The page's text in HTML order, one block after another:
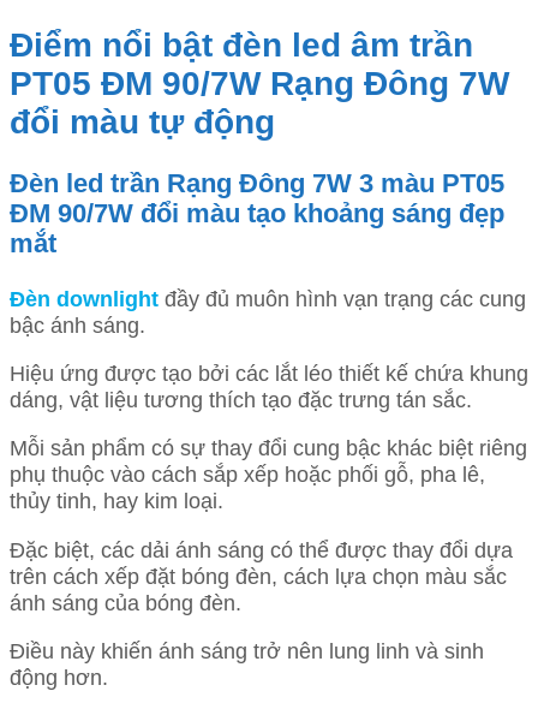
Điểm nổi bật đèn led âm trần
PT05 ĐM 90/7W Rạng Đông 7W
đổi màu tự động
Đèn led trần Rạng Đông 7W 3 màu PT05
ĐM 90/7W đổi màu tạo khoảng sáng đẹp
mắt
Đèn downlight đầy đủ muôn hình vạn trạng các cung
bậc ánh sáng.
Hiệu ứng được tạo bởi các lắt léo thiết kế chứa khung
dáng, vật liệu tương thích tạo đặc trưng tán sắc.
Mỗi sản phẩm có sự thay đổi cung bậc khác biệt riêng
phụ thuộc vào cách sắp xếp hoặc phối gỗ, pha lê,
thủy tinh, hay kim loại.
Đặc biệt, các dải ánh sáng có thể được thay đổi dựa
trên cách xếp đặt bóng đèn, cách lựa chọn màu sắc
ánh sáng của bóng đèn.
Điều này khiến ánh sáng trở nên lung linh và sinh
động hơn.